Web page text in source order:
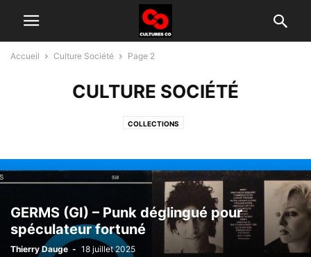
Accueil Culture Société Page 2
CULTURE SOCIÉTÉ
COLLECTIONS
GERMS (GI) – Punk déglingué pour
spéculateur fortuné
Thierry Dauge - 18 juillet 2025